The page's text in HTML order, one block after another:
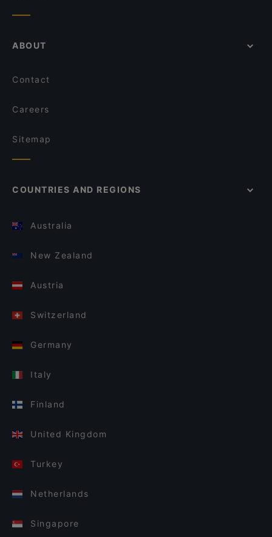
ABOUT
Contact
Careers
Sitemap
COUNTRIES AND REGIONS
Australia
New Zealand
Austria
Switzerland
Germany
Italy
Finland
United Kingdom
Turkey
Netherlands
Singapore